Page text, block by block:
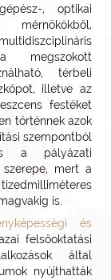
, optikai
mérnökökből,
térbeli
illetve az
festéket
történnek azok
szempontból
a pályázati
mert a
is.
és
felsőoktatási
által
nyújthatták